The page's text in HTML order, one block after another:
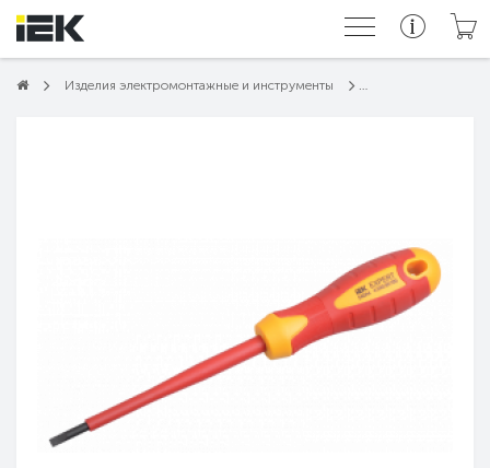
Изделия электромонтажные и инструменты